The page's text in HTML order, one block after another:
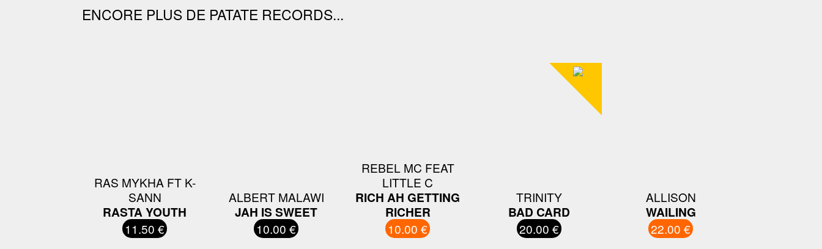
ENCORE PLUS DE PATATE RECORDS...
RAS MYKHA FT K-
SANN
RASTA YOUTH
11.50 €
ALBERT MALAWI
JAH IS SWEET
10.00 €
REBEL MC FEAT
LITTLE C
RICH AH GETTING
RICHER
10.00 €
TRINITY
BAD CARD
20.00 €
ALLISON
WAILING
22.00 €